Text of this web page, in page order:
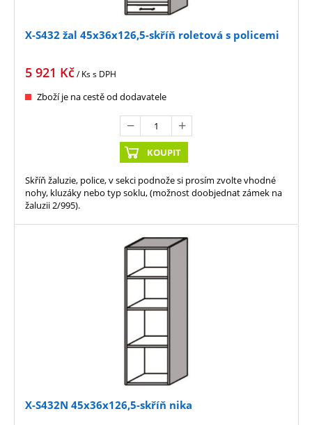
X-S432 žal 45x36x126,5-skříň roletová s policemi
5 921 Kč/ Kss DPH
Zboží je na cestě od dodavatele
KOUPIT
Skříň žaluzie, police, v sekci podnože si prosím zvolte vhodné
nohy, kluzáky nebo typ soklu, (možnost doobjednat zámek na
žaluzii 2/995).
X-S432N 45x36x126,5-skříň nika